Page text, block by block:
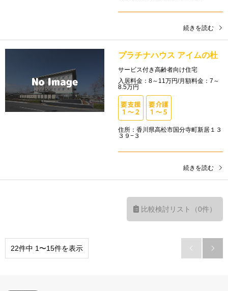
続きを読む
プラチナハウス アイムの杜
サービス付き高齢者向け住宅
入居料金：8～11万円/月額料金：7～
8.5万円
住所：香川県高松市国分寺町新居１３
３９−３
続きを読む
比較検討リスト（0件）
22件中 1〜15件を表示  